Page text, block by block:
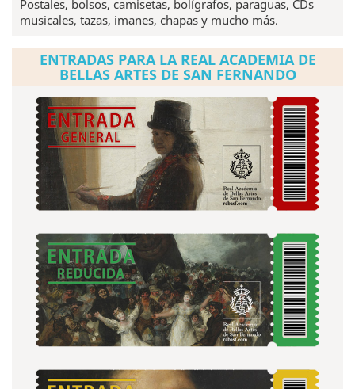
Postales, bolsos, camisetas, bolígrafos, paraguas, CDs
musicales, tazas, imanes, chapas y mucho más.
ENTRADAS PARA LA REAL ACADEMIA DE
BELLAS ARTES DE SAN FERNANDO